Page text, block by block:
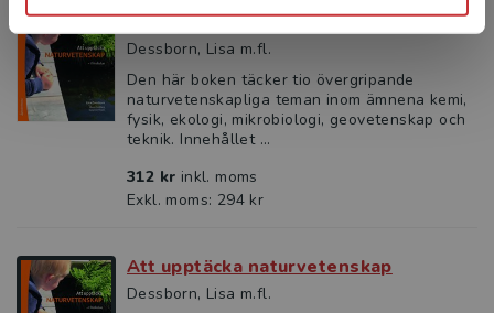
Att upptäcka naturvetenskap
Dessborn, Lisa m.fl.
Den här boken täcker tio övergripande
naturvetenskapliga teman inom ämnena kemi,
fysik, ekologi, mikrobiologi, geovetenskap och
teknik. Innehållet ...
312 kr inkl. moms
Exkl. moms: 294 kr
Att upptäcka naturvetenskap
Dessborn, Lisa m.fl.